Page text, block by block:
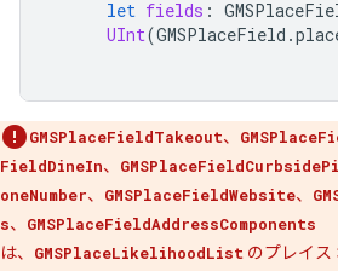
let fields :
UInt(GMSPlaceField .
GMSPlaceFieldTakeout、
FieldDineIn、
oneNumber、 GMSPlaceFieldWebsite、
s、 GMSPlaceFieldAddressComponents
は、 GMSPlaceLikelihoodList のプレイス